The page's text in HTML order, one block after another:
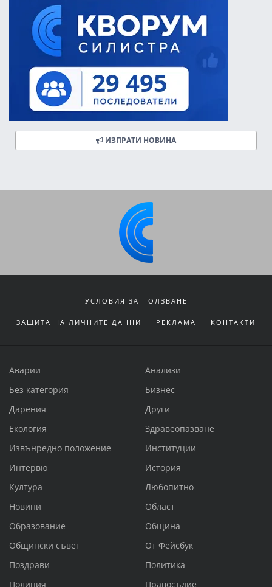
ИЗПРАТИ НОВИНА
УСЛОВИЯ ЗА ПОЛЗВАНЕ
ЗАЩИТА НА ЛИЧНИТЕ ДАННИ РЕКЛАМА КОНТАКТИ
Аварии
Анализи
Без категория
Бизнес
Дарения
Други
Екология
Здравеопазване
Извънредно положение
Институции
Интервю
История
Култура
Любопитно
Новини
Област
Образование
Община
Общински съвет
От Фейсбук
Поздрави
Политика
Полиция
Правосъдие